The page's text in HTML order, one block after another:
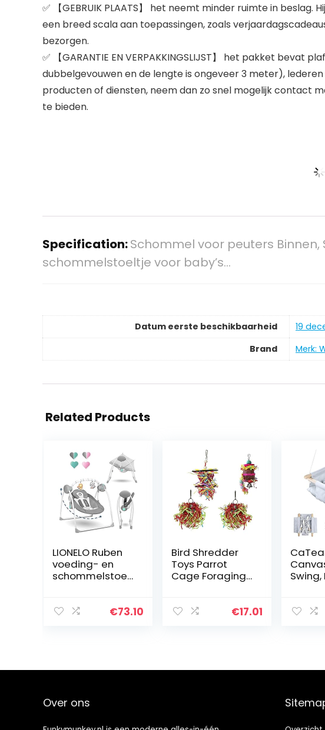
✅ 【GEBRUIK PLAATS】 het neemt minder ruimte in
een breed scala aan toepassingen, zoals
bezorgen.
✅ 【GARANTIE EN VERPAKKINGSLIJST】 het pakket
dubbelgevouwen en de lengte is ongeveer 3 meter),
producten of diensten, neem dan zo snel mogelijk contact
te bieden.
Specification:Schommel voor peuters
schommelstoeltje voor baby’s…
Datum eerste beschikbaarheid
19
Brand
Merk:
Related Products
LIONELO Ruben
voeding- en
schommelstoel
kg, 2 geleidelijke
€73.10
Bird Shredder
Toys Parrot
Cage Foraging
Toys
€17.01
Stoel
Over ons